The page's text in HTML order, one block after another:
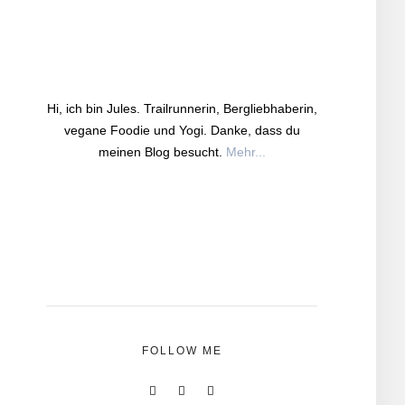
Hi, ich bin Jules. Trailrunnerin, Bergliebhaberin,
vegane Foodie und Yogi. Danke, dass du
meinen Blog besucht. Mehr...
FOLLOW ME